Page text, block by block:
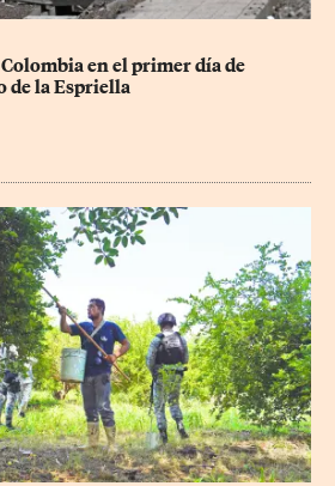
en el primer día de
de la Espriella